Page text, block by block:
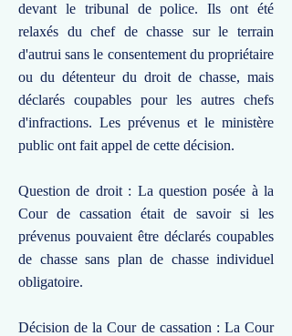
devant le tribunal de police. Ils ont été
relaxés du chef de chasse sur le terrain
d'autrui sans le consentement du propriétaire
ou du détenteur du droit de chasse, mais
déclarés coupables pour les autres chefs
d'infractions. Les prévenus et le ministère
public ont fait appel de cette décision.
Question de droit : La question posée à la
Cour de cassation était de savoir si les
prévenus pouvaient être déclarés coupables
de chasse sans plan de chasse individuel
obligatoire.
Décision de la Cour de cassation : La Cour